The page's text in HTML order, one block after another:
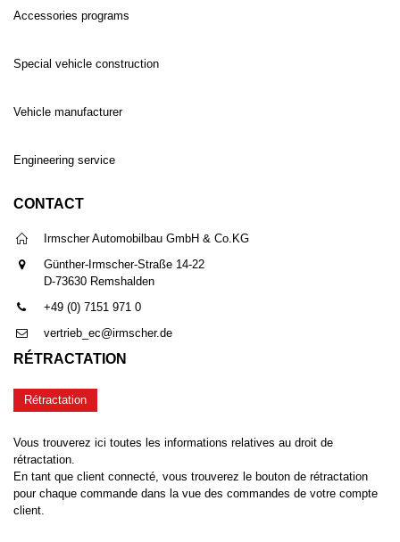
Accessories programs
Special vehicle construction
Vehicle manufacturer
Engineering service
CONTACT
Irmscher Automobilbau GmbH & Co.KG
Günther-Irmscher-Straße 14-22
D-73630 Remshalden
+49 (0) 7151 971 0
vertrieb_ec@irmscher.de
RÉTRACTATION
Rétractation
Vous trouverez ici toutes les informations relatives au droit de
rétractation.
En tant que client connecté, vous trouverez le bouton de rétractation
pour chaque commande dans la vue des commandes de votre compte
client.